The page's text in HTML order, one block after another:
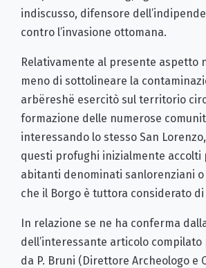
indiscusso, difensore
contro l’invasione ottomana.
Relativamente al presente aspetto
meno di sottolineare la
arbëreshë esercitò sul territorio
formazione delle numerose
interessando lo stesso San
questi profughi inizialmente accolti
abitanti denominati sanlorenziani
che il Borgo è tuttora considerato
In relazione se ne ha conferma
dell’interessante articolo compilato
da P. Bruni (Direttore Archeologo e